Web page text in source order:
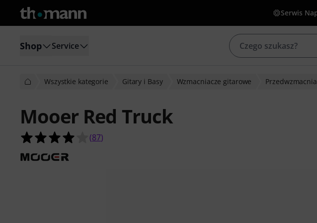
Serwis
Shop Service
Wszystkie kategorie Gitary i Basy Wzmacniacze gitarowe
Mooer Red Truck
4.0 na 5 gwiazdek z 87 ocen klientów
(87)